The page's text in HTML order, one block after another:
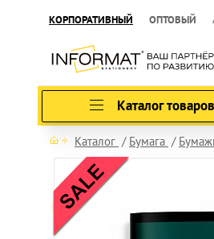
КОРПОРАТИВНЫЙ ОПТОВЫЙ
Каталог товаров
Каталог Бумага